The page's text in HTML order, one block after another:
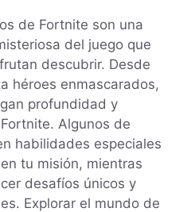
de Fortnite son una
del juego que
descubrir. Desde
héroes enmascarados,
profundidad y
Algunos de
habilidades especiales
tu misión, mientras
desafíos únicos y
Explorar el mundo de